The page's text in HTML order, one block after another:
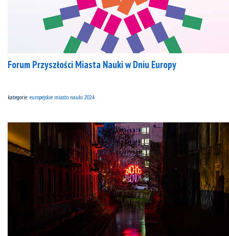
Forum Przyszłości Miasta Nauki w Dniu Europy
kategorie: europejskie miasto nauki 2024